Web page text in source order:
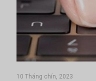
10 Tháng chín, 2023